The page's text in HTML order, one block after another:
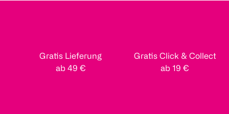
Gratis Lieferung
ab 49 €
Gratis Click & Collect
ab 19 €